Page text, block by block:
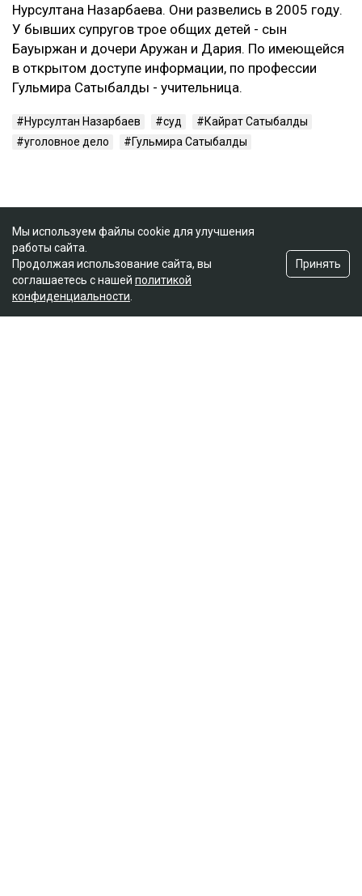
Нурсултана Назарбаева. Они развелись в 2005 году.
У бывших супругов трое общих детей - сын
Бауыржан и дочери Аружан и Дария. По имеющейся
в открытом доступе информации, по профессии
Гульмира Сатыбалды - учительница.
Нурсултан Назарбаев суд
Кайрат Сатыбалды
уголовное дело
Гульмира Сатыбалды
Мы используем файлы cookie для улучшения
работы сайта.
Продолжая использование сайта, вы
соглашаетесь с нашей политикой
конфиденциальности
Принять